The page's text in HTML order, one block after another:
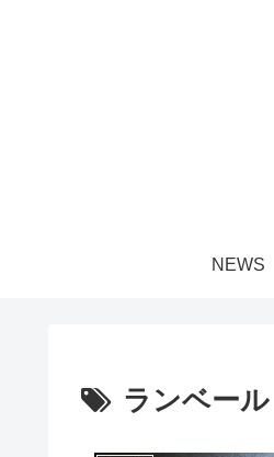
NEWS
ランベー